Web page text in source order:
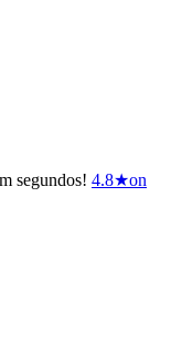
segundos! 4.8★on